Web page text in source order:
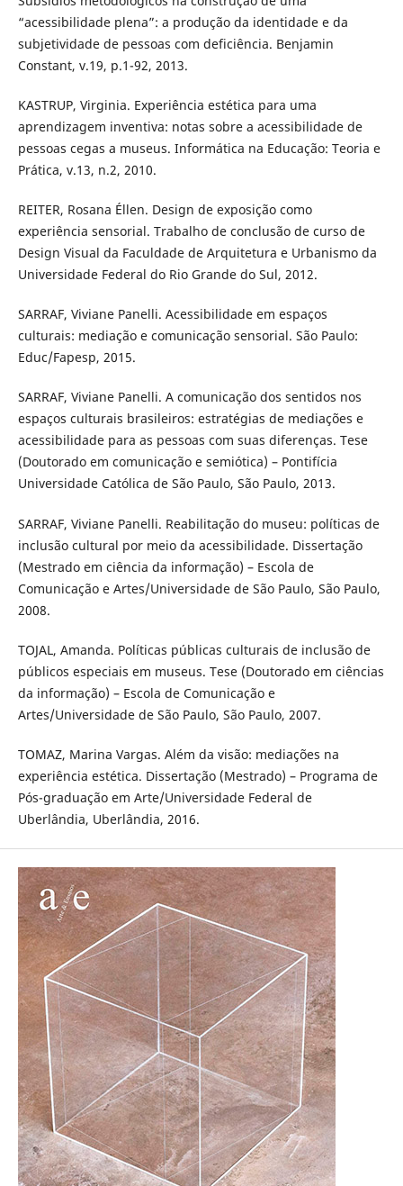
“acessibilidade plena”: a produção da identidade e da
subjetividade de pessoas com deficiência. Benjamin
Constant, v.19, p.1-92, 2013.
KASTRUP, Virginia. Experiência estética para uma
aprendizagem inventiva: notas sobre a acessibilidade de
pessoas cegas a museus. Informática na Educação: Teoria e
Prática, v.13, n.2, 2010.
REITER, Rosana Éllen. Design de exposição como
experiência sensorial. Trabalho de conclusão de curso de
Design Visual da Faculdade de Arquitetura e Urbanismo da
Universidade Federal do Rio Grande do Sul, 2012.
SARRAF, Viviane Panelli. Acessibilidade em espaços
culturais: mediação e comunicação sensorial. São Paulo:
Educ/Fapesp, 2015.
SARRAF, Viviane Panelli. A comunicação dos sentidos nos
espaços culturais brasileiros: estratégias de mediações e
acessibilidade para as pessoas com suas diferenças. Tese
(Doutorado em comunicação e semiótica) – Pontifícia
Universidade Católica de São Paulo, São Paulo, 2013.
SARRAF, Viviane Panelli. Reabilitação do museu: políticas de
inclusão cultural por meio da acessibilidade. Dissertação
(Mestrado em ciência da informação) – Escola de
Comunicação e Artes/Universidade de São Paulo, São Paulo,
2008.
TOJAL, Amanda. Políticas públicas culturais de inclusão de
públicos especiais em museus. Tese (Doutorado em ciências
da informação) – Escola de Comunicação e
Artes/Universidade de São Paulo, São Paulo, 2007.
TOMAZ, Marina Vargas. Além da visão: mediações na
experiência estética. Dissertação (Mestrado) – Programa de
Pós-graduação em Arte/Universidade Federal de
Uberlândia, Uberlândia, 2016.